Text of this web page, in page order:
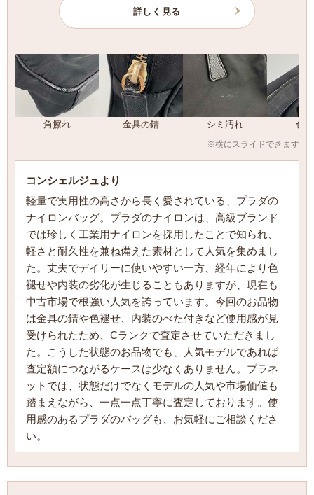
詳しく見る
角擦れ 金具の錆 シミ汚れ 色
※横にスライドできます
コンシェルジュより
軽量で実用性の高さから長く愛されている、プラダの
ナイロンバッグ。プラダのナイロンは、高級ブランド
では珍しく工業用ナイロンを採用したことで知られ、
軽さと耐久性を兼ね備えた素材として人気を集めまし
た。丈夫でデイリーに使いやすい一方、経年により色
褪せや内装の劣化が生じることもありますが、現在も
中古市場で根強い人気を誇っています。今回のお品物
は金具の錆や色褪せ、内装のべた付きなど使用感が見
受けられたため、Cランクで査定させていただきまし
た。こうした状態のお品物でも、人気モデルであれば
査定額につながるケースは少なくありません。ブラネ
ットでは、状態だけでなくモデルの人気や市場価値も
踏まえながら、一点一点丁寧に査定しております。使
用感のあるプラダのバッグも、お気軽にご相談くださ
い。